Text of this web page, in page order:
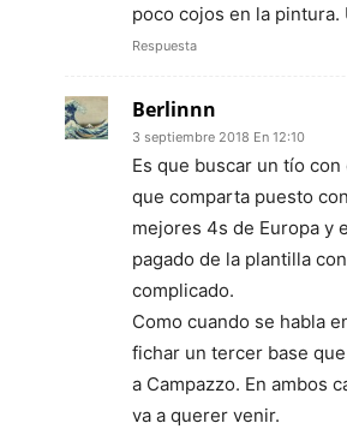
poco cojos en la pintura.
Respuesta
Berlinnn
3 septiembre 2018 En 12:10
Es que buscar un tío
que comparta puesto
mejores 4s de Europa y
pagado de la plantilla
complicado.
Como cuando se habla
fichar un tercer base
a Campazzo. En ambos
va a querer venir.